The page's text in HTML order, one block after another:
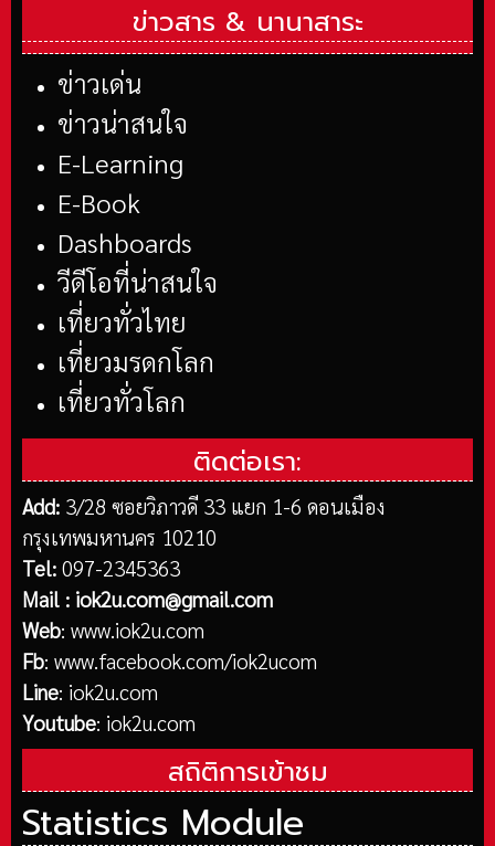
ข่าวสาร & นานาสาระ
ข่าวเด่น
ข่าวน่าสนใจ
E-Learning
E-Book
Dashboards
วีดีโอที่น่าสนใจ
เที่ยวทั่วไทย
เที่ยวมรดกโลก
เที่ยวทั่วโลก
ติดต่อเรา:
Add: 3/28 ซอยวิภาวดี 33 แยก 1-6 ดอนเมือง
กรุงเทพมหานคร 10210
Tel: 097-2345363
Mail : iok2u.com@gmail.com
Web: www.iok2u.com
Fb: www.facebook.com/iok2ucom
Line: iok2u.com
Youtube: iok2u.com
สถิติการเข้าชม
Statistics Module